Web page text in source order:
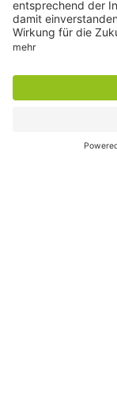
Serviceportal
Sag`s Hamm